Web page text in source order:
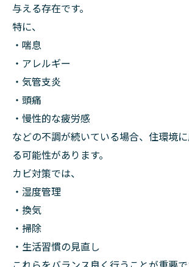
与える存在です。
特に、
・喘息
・アレルギー
・気管支炎
・頭痛
・慢性的な疲労感
などの不調が続いている場合、住環境
る可能性があります。
カビ対策では、
・湿度管理
・換気
・掃除
・生活習慣の見直し